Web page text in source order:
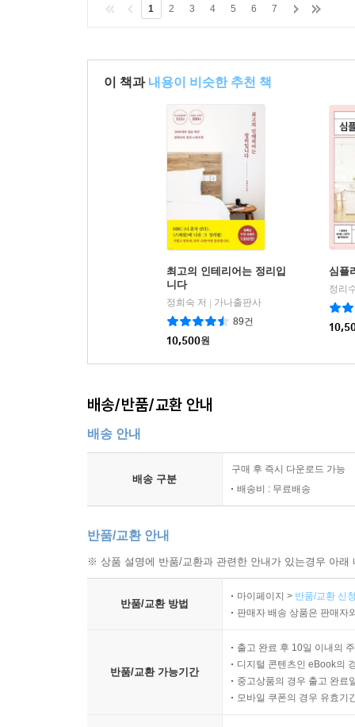
1 2 3 4 5 6 7
이 책과 내용이 비슷한 추천 책
최고의 인테리어는 정리입
니다
정희숙 저 | 가나출판사
89건
10,500원
심플
배송/반품/교환 안내
배송 안내
배송 구분
구매 후 즉시 다운로드 가능
배송비 : 무료배송
반품/교환 안내
※ 상품 설명에 반품/교환과 관련한 안내가 있는경우 아
반품/교환 방법
마이페이지 > 반품/교환 신
판매자 배송 상품은 판매자
반품/교환 가능기간
출고 완료 후 10일 이내의
디지털 콘텐츠인 eBook의
중고상품의 경우 출고 완료
모바일 쿠폰의 경우 유효기